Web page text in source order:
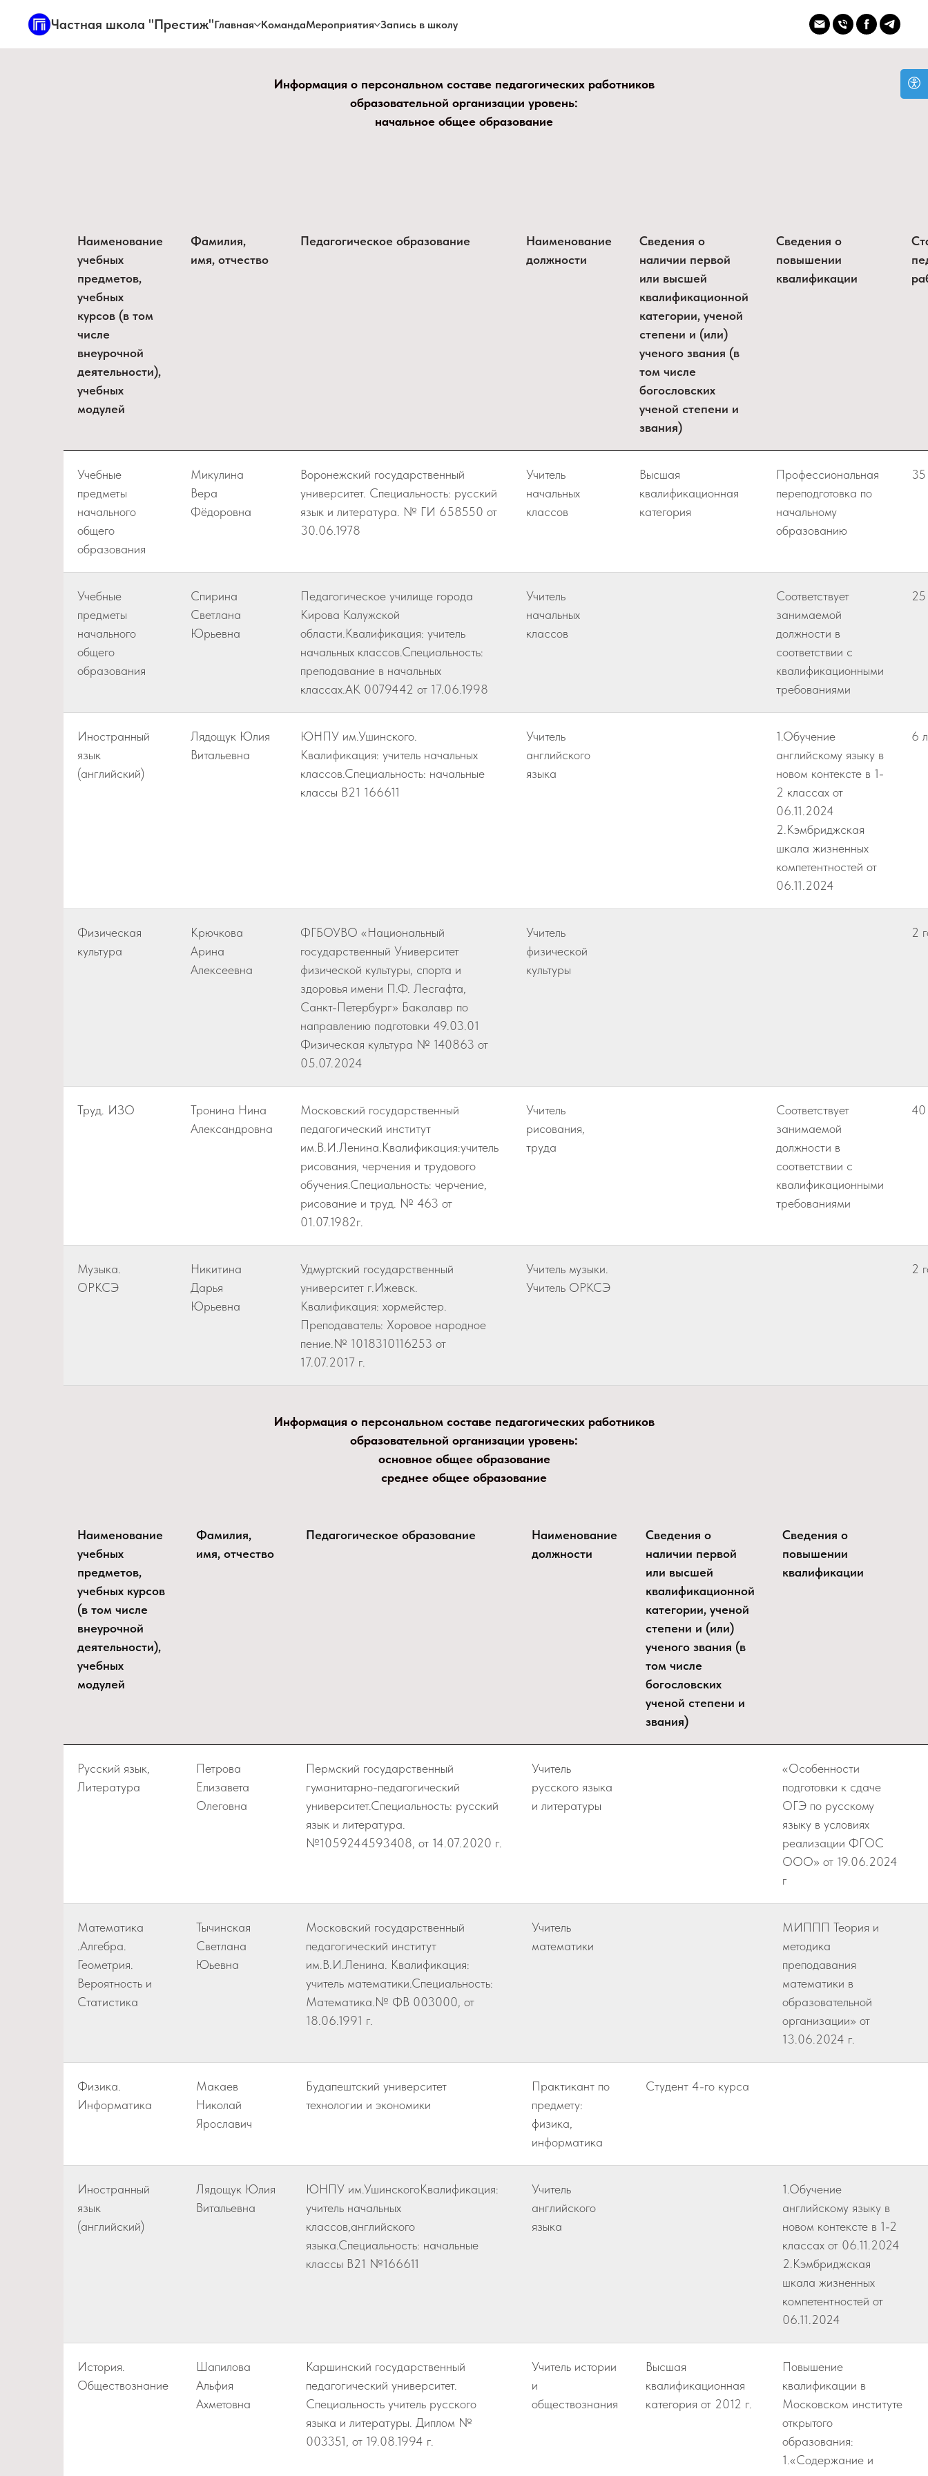
Частная школа "Престиж"Главная КомандаМероприятия Запись в школу
Информация о персональном составе педагогических работников
образовательной организации уровень:
начальное общее образование
Наименование
учебных
предметов,
учебных
курсов (в том
числе
внеурочной
деятельности),
учебных
модулей
Фамилия,
имя, отчество
Педагогическое образование
Наименование
должности
Сведения о
наличии первой
или высшей
квалификационной
категории, ученой
степени и (или)
ученого звания (в
том числе
богословских
ученой степени и
звания)
Сведения о
повышении
квалификации
Учебные
предметы
начального
общего
образования
Микулина
Вера
Фёдоровна
Воронежский государственный
университет. Специальность: русский
язык и литература. № ГИ 658550 от
30.06.1978
Учитель
начальных
классов
Высшая
квалификационная
категория
Профессиональная
переподготовка по
начальному
образованию
35
Учебные
предметы
начального
общего
образования
Спирина
Светлана
Юрьевна
Педагогическое училище города
Кирова Калужской
области.Квалификация: учитель
начальных классов.Специальность:
преподавание в начальных
классах.АК 0079442 от 17.06.1998
Учитель
начальных
классов
Соответствует
занимаемой
должности в
соответствии с
квалификационными
требованиями
25
Иностранный
язык
(английский)
Лядощук Юлия
Витальевна
ЮНПУ им.Ушинского.
Квалификация: учитель начальных
классов.Специальность: начальные
классы В21 166611
Учитель
английского
языка
1.Обучение
английскому языку в
новом контексте в 1-
2 классах от
06.11.2024
2.Кэмбриджская
шкала жизненных
компетентностей от
06.11.2024
6
Физическая
культура
Крючкова
Арина
Алексеевна
ФГБОУВО «Национальный
государственный Университет
физической культуры, спорта и
здоровья имени П.Ф. Лесгафта,
Санкт-Петербург» Бакалавр по
направлению подготовки 49.03.01
Физическая культура № 140863 от
05.07.2024
Учитель
физической
культуры
2
Труд. ИЗО
Тронина Нина
Александровна
Московский государственный
педагогический институт
им.В.И.Ленина.Квалификация:учитель
рисования, черчения и трудового
обучения.Специальность: черчение,
рисование и труд. № 463 от
01.07.1982г.
Учитель
рисования,
труда
Соответствует
занимаемой
должности в
соответствии с
квалификационными
требованиями
40
Музыка.
ОРКСЭ
Никитина
Дарья
Юрьевна
Удмуртский государственный
университет г.Ижевск.
Квалификация: хормейстер.
Преподаватель: Хоровое народное
пение.№ 1018310116253 от
17.07.2017 г.
Учитель музыки.
Учитель ОРКСЭ
2
Информация о персональном составе педагогических работников
образовательной организации уровень:
основное общее образование
среднее общее образование
Наименование
учебных
предметов,
учебных курсов
(в том числе
внеурочной
деятельности),
учебных
модулей
Фамилия,
имя, отчество
Педагогическое образование
Наименование
должности
Сведения о
наличии первой
или высшей
квалификационной
категории, ученой
степени и (или)
ученого звания (в
том числе
богословских
ученой степени и
звания)
Сведения о
повышении
квалификации
Русский язык,
Литература
Петрова
Елизавета
Олеговна
Пермский государственный
гуманитарно-педагогический
университет.Специальность: русский
язык и литература.
№1059244593408, от 14.07.2020 г.
Учитель
русского языка
и литературы
«Особенности
подготовки к сдаче
ОГЭ по русскому
языку в условиях
реализации ФГОС
ООО» от 19.06.2024
г
Математика
.Алгебра.
Геометрия.
Вероятность и
Статистика
Тычинская
Светлана
Юьевна
Московский государственный
педагогический институт
им.В.И.Ленина. Квалификация:
учитель математики.Специальность:
Математика.№ ФВ 003000, от
18.06.1991 г.
Учитель
математики
МИППП Теория и
методика
преподавания
математики в
образовательной
организации» от
13.06.2024 г.
Физика.
Информатика
Макаев
Николай
Ярославич
Будапештский университет
технологии и экономики
Практикант по
предмету:
физика,
информатика
Студент 4-го курса
Иностранный
язык
(английский)
Лядощук Юлия
Витальевна
ЮНПУ им.УшинскогоКвалификация:
учитель начальных
классов,английского
языка.Специальность: начальные
классы В21 №166611
Учитель
английского
языка
1.Обучение
английскому языку в
новом контексте в 1-2
классах от 06.11.2024
2.Kэмбриджская
шкала жизненных
компетентностей от
06.11.2024
История.
Обществознание
Шапилова
Альфия
Ахметовна
Каршинский государственный
педагогический университет.
Специальность учитель русского
языка и литературы. Диплом №
003351, от 19.08.1994 г.
Учитель истории
и
обществознания
Высшая
квалификационная
категория от 2012 г.
Повышение
квалификации в
Московском институте
открытого
образования:
1.«Содержание и